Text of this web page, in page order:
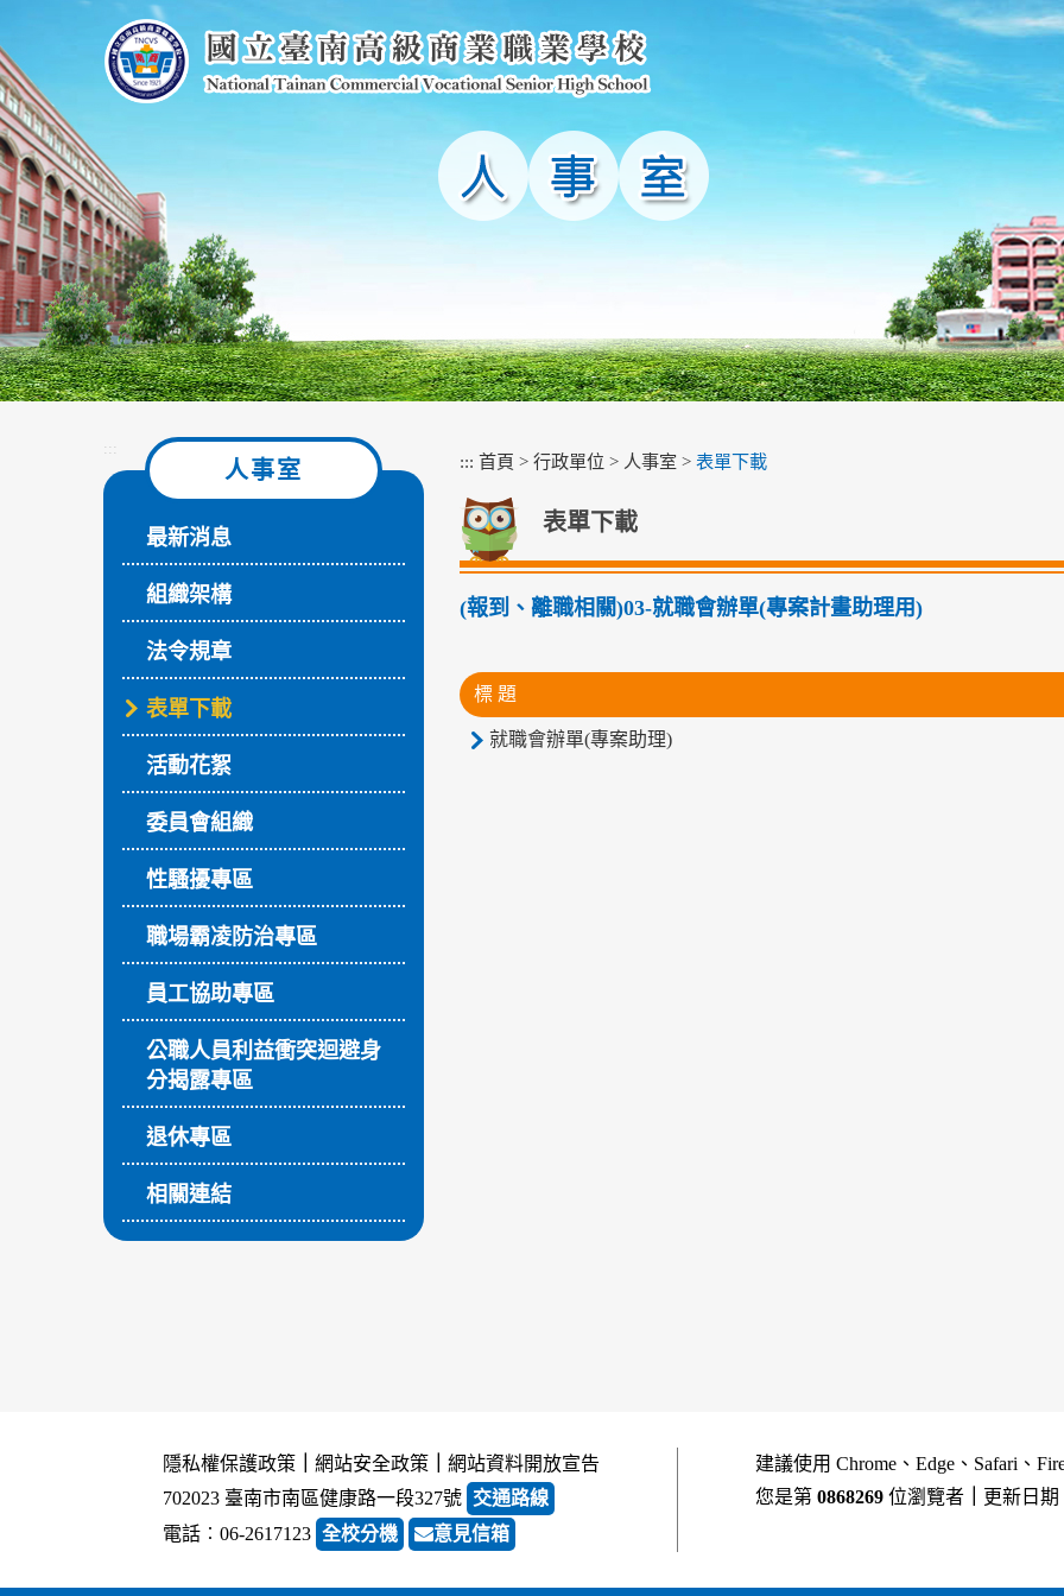
主
要
內
容
區
塊
:::
人事室
最新消息
組織架構
法令規章
表單下載
活動花絮
委員會組織
性騷擾專區
職場霸凌防治專區
員工協助專區
公職人員利益衝突迴避身
分揭露專區
退休專區
相關連結
::: 首頁 > 行政單位 > 人事室 > 表單下載
表單下載
(報到、離職相關)03-就職會辦單(專案計畫助理用)
標 題
就職會辦單(專案助理)
隱私權保護政策 網站安全政策
網站資料開放宣告
702023 臺南市南區健康路一段327號 交通路線
電話︰06-2617123 全校分機 意見信箱
建議使用 Chrome、Edge、Safari、
您是第 0868269 位瀏覽者 更新日期